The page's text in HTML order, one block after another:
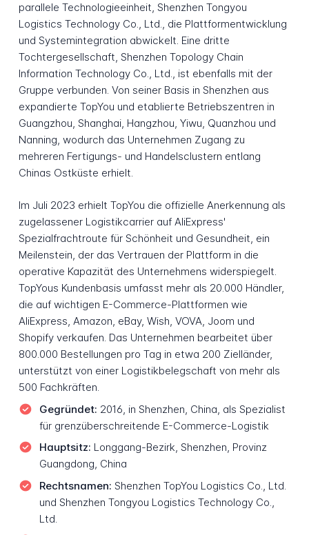
parallele Technologieeinheit, Shenzhen Tongyou
Logistics Technology Co., Ltd., die Plattformentwicklung
und Systemintegration abwickelt. Eine dritte
Tochtergesellschaft, Shenzhen Topology Chain
Information Technology Co., Ltd., ist ebenfalls mit der
Gruppe verbunden. Von seiner Basis in Shenzhen aus
expandierte TopYou und etablierte Betriebszentren in
Guangzhou, Shanghai, Hangzhou, Yiwu, Quanzhou und
Nanning, wodurch das Unternehmen Zugang zu
mehreren Fertigungs- und Handelsclustern entlang
Chinas Ostküste erhielt.
Im Juli 2023 erhielt TopYou die offizielle Anerkennung als
zugelassener Logistikcarrier auf AliExpress'
Spezialfrachtroute für Schönheit und Gesundheit, ein
Meilenstein, der das Vertrauen der Plattform in die
operative Kapazität des Unternehmens widerspiegelt.
TopYous Kundenbasis umfasst mehr als 20.000 Händler,
die auf wichtigen E-Commerce-Plattformen wie
AliExpress, Amazon, eBay, Wish, VOVA, Joom und
Shopify verkaufen. Das Unternehmen bearbeitet über
800.000 Bestellungen pro Tag in etwa 200 Zielländer,
unterstützt von einer Logistikbelegschaft von mehr als
500 Fachkräften.
Gegründet: 2016, in Shenzhen, China, als Spezialist
für grenzüberschreitende E-Commerce-Logistik
Hauptsitz: Longgang-Bezirk, Shenzhen, Provinz
Guangdong, China
Rechtsnamen: Shenzhen TopYou Logistics Co., Ltd.
und Shenzhen Tongyou Logistics Technology Co.,
Ltd.